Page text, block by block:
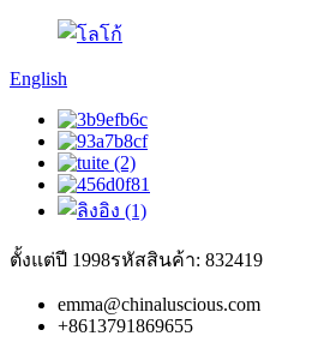
English
ตั้งแต่ปี 1998รหัสสินค้า: 832419
emma@chinaluscious.com
+8613791869655